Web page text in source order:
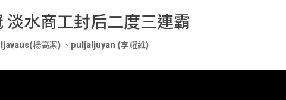
水商工封后二度三連霸
ljavaus(楊高潔) 、 puljaljuyan (李耀維)